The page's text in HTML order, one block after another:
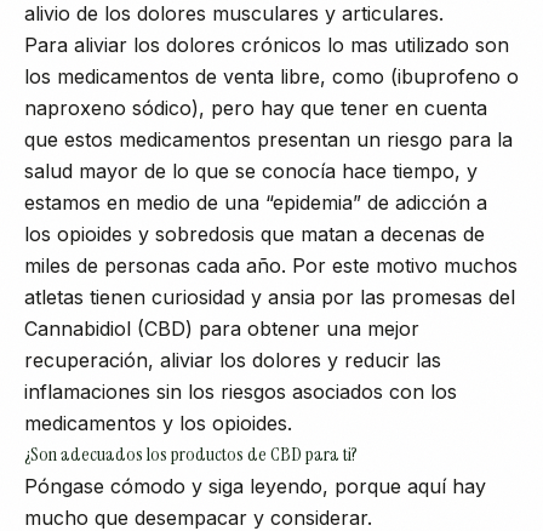
alivio de los dolores musculares y articulares.
Para aliviar los dolores crónicos lo mas utilizado son
los medicamentos de venta libre, como (ibuprofeno o
naproxeno sódico), pero hay que tener en cuenta
que estos medicamentos presentan un riesgo para la
salud mayor de lo que se conocía hace tiempo, y
estamos en medio de una “epidemia” de adicción a
los opioides y sobredosis que matan a decenas de
miles de personas cada año. Por este motivo muchos
atletas tienen curiosidad y ansia por las promesas del
Cannabidiol (CBD) para obtener una mejor
recuperación, aliviar los dolores y reducir las
inflamaciones sin los riesgos asociados con los
medicamentos y los opioides.
¿Son adecuados los productos de CBD para ti?
Póngase cómodo y siga leyendo, porque aquí hay
mucho que desempacar y considerar.